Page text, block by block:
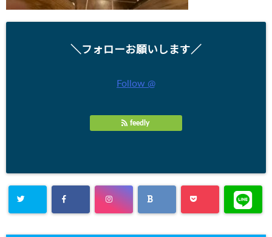
＼フォローお願いします／
Follow @
feedly